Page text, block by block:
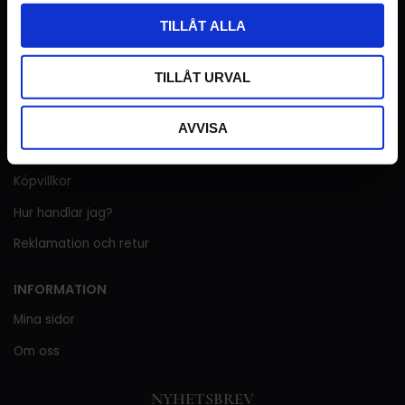
TILLÅT ALLA
TILLÅT URVAL
AVVISA
Telefontider:Tis-Fre kl.10-12
Blekinge Retrotapeter AB
Org nr: 556993-3798
Kundtjänst
Köpvillkor
Hur handlar jag?
Reklamation och retur
INFORMATION
Mina sidor
Om oss
NYHETSBREV